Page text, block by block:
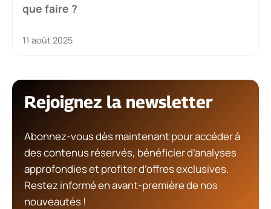
que faire ?
11 août 2025
Rejoignez la newsletter
Abonnez-vous dès maintenant pour accéder à
des contenus réservés, bénéficier d’analyses
approfondies et profiter d’offres exclusives.
Restez informé en avant-première de nos
nouveautés !